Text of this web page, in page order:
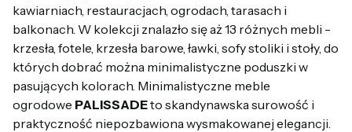
kawiarniach, restauracjach, ogrodach, tarasach i
balkonach. W kolekcji znalazło się aż 13 różnych mebli -
krzesła, fotele, krzesła barowe, ławki, sofy stoliki i stoły, do
których dobrać można minimalistyczne poduszki w
pasujących kolorach. Minimalistyczne meble
ogrodowe PALISSADEto skandynawska surowość i
praktyczność niepozbawiona wysmakowanej elegancji.